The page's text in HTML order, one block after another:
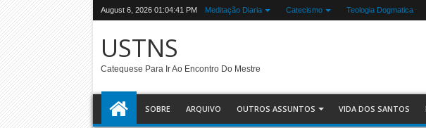
August 6, 2026 01:04:42 PM Meditação Diaria Catecismo Teologia Dogmatica
USTNS
Catequese Para Ir Ao Encontro Do Mestre
SOBRE ARQUIVO OUTROS ASSUNTOS VIDA DOS SANTOS